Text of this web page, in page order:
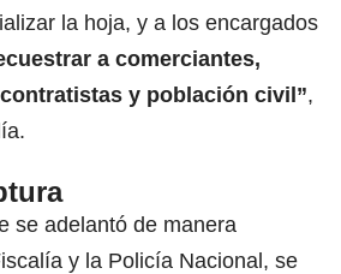
la hoja, y a los encargados
a comerciantes,
y población civil”,
se adelantó de manera
y la Policía Nacional, se